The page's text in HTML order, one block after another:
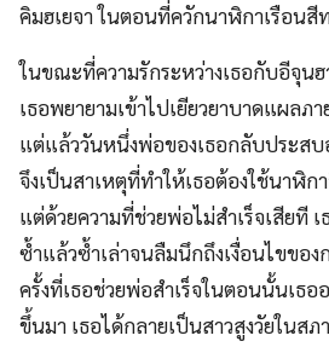
คิมฮเยจา ในตอนที่ควักนาฬิกาเรือน
ในขณะที่ความรักระหว่างเธอกับอีจุนฮ
เธอพยายามเข้าไปเยียวยาบาดแผลภ
แต่แล้ววันหนึ่งพ่อของเธอกลับประส
จึงเป็นสาเหตุที่ทำให้เธอต้องใช้นาฬิก
แต่ด้วยความที่ช่วยพ่อไม่สำเร็จเสียที
ซ้ำแล้วซ้ำเล่าจนลืมนึกถึงเงื่อนไขของ
ครั้งที่เธอช่วยพ่อสำเร็จในตอนนั้นเธอ
ขึ้นมา เธอได้กลายเป็นสาวสูงวัยในส